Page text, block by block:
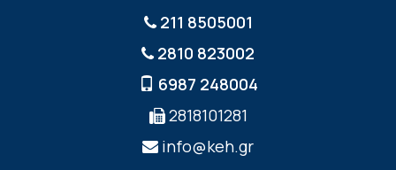
211 8505001
2810 823002
6987 248004
2818101281
info@keh.gr